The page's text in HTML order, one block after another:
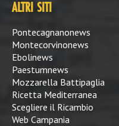
ALTRI SITI
Pontecagnanonews
Montecorvinonews
Ebolinews
Paestumnews
Mozzarella Battipaglia
Ricetta Mediterranea
Scegliere il Ricambio
Web Campania